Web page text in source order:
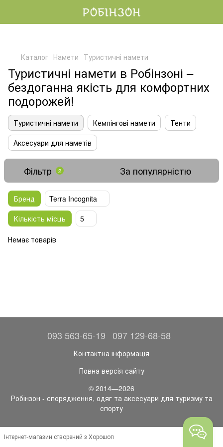
Каталог Намети Туристичні намети
Туристичні намети в Робінзоні –
бездоганна якість для комфортних
подорожей!
Туристичні намети Кемпінгові намети
Тенти
Аксесуари для наметів
Фільтр 2 За популярністю
Бренд
Terra Incognita
Кількість місць
5
Немає товарів
093 563-65-19 097 129-68-58
Контактна інформація
Повна версія сайту
© 2014—2026
Робінзон - спорядження, одяг та аксесуари для туризму та
спорту
Інтернет-магазин створений з Хорошоп